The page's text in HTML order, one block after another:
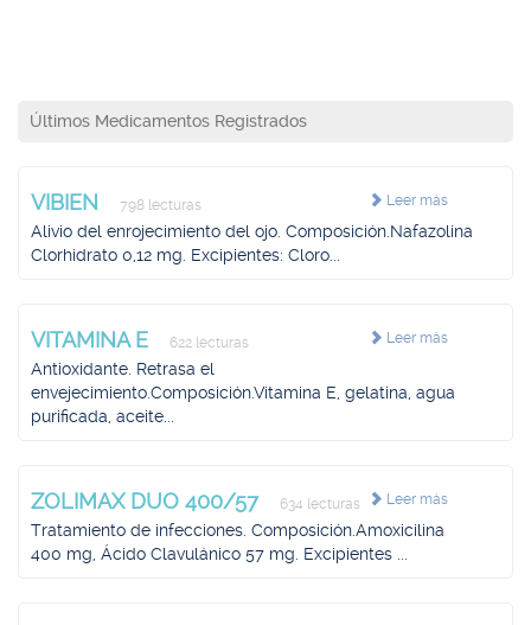
Últimos Medicamentos Registrados
Leer más
VIBIEN 798 lecturas
Alivio del enrojecimiento del ojo. Composición.Nafazolina
Clorhidrato 0,12 mg. Excipientes: Cloro...
Leer más
VITAMINA E 622 lecturas
Antioxidante. Retrasa el
envejecimiento.Composición.Vitamina E, gelatina, agua
purificada, aceite...
Leer más
ZOLIMAX DUO 400/57 634 lecturas
Tratamiento de infecciones. Composición.Amoxicilina
400 mg, Ácido Clavulánico 57 mg. Excipientes ...